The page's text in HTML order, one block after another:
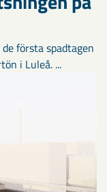
första spadtagen
i Luleå. ...